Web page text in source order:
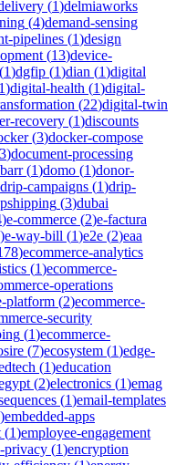
(1)delmiaworks
(4)demand-sensing
pipelines (1)design
(13)device-
(1)dgfip (1)dian (1)digital
1)digital-health (1)digital-
(22)digital-twin
recovery (1)discounts
(3)docker-compose
3)document-processing
(1)domo (1)donor-
drip-campaigns (1)drip-
(3)dubai
)e-commerce (2)e-factura
)e-way-bill (1)e2e (2)eaa
)ecommerce-analytics
(1)ecommerce-
operations
platform (2)ecommerce-
security
(1)ecommerce-
(7)ecosystem (1)edge-
(1)education
(2)electronics (1)emag
(1)email-templates
)embedded-apps
(1)employee-engagement
privacy (1)encryption